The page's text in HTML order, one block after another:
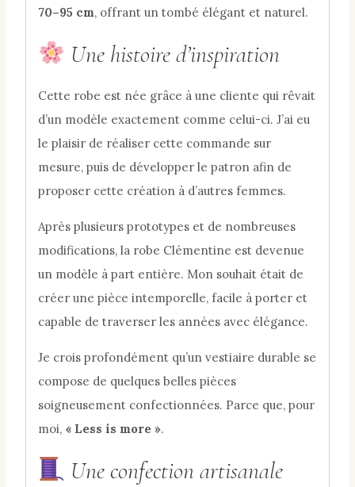
70–95 cm, offrant un tombé élégant et naturel.
Une histoire d’inspiration
Cette robe est née grâce à une cliente qui rêvait
d’un modèle exactement comme celui-ci. J’ai eu
le plaisir de réaliser cette commande sur
mesure, puis de développer le patron afin de
proposer cette création à d’autres femmes.
Après plusieurs prototypes et de nombreuses
modifications, la robe Clémentine est devenue
un modèle à part entière. Mon souhait était de
créer une pièce intemporelle, facile à porter et
capable de traverser les années avec élégance.
Je crois profondément qu’un vestiaire durable se
compose de quelques belles pièces
soigneusement confectionnées. Parce que, pour
moi, « Less is more ».
Une confection artisanale